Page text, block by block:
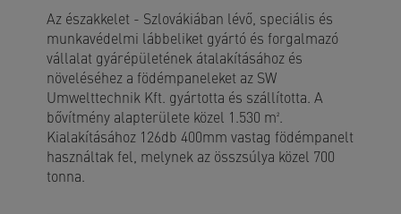
Az északkelet - Szlovákiában lévő, speciális és
munkavédelmi lábbeliket gyártó és forgalmazó
vállalat gyárépületének átalakításához és
növeléséhez a födémpaneleket az SW
Umwelttechnik Kft. gyártotta és szállította. A
bővítmény alapterülete közel 1.530 m².
Kialakításához 126db 400mm vastag födémpanelt
használtak fel, melynek az összsúlya közel 700
tonna.